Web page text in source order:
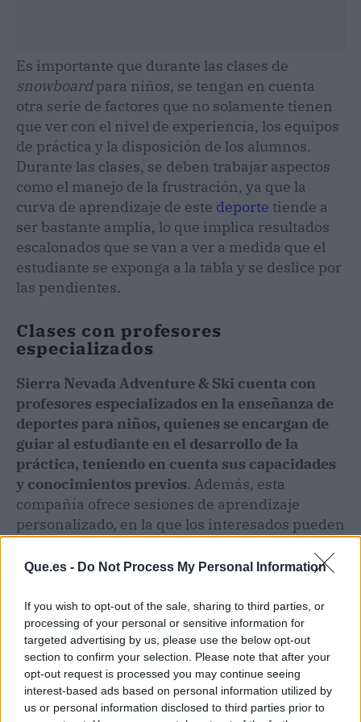
Que.es - Do Not Process My Personal Information
If you wish to opt-out of the sale, sharing to third parties, or
processing of your personal or sensitive information for
targeted advertising by us, please use the below opt-out
section to confirm your selection. Please note that after your
opt-out request is processed you may continue seeing
interest-based ads based on personal information utilized by
us or personal information disclosed to third parties prior to
Es importante que durante las clases de
snowboardpara niños, se tengan en cuenta
otra serie de factores que no solamente tienen
que ver con el nivel de experiencia, los equipos
de práctica y la disposición de los alumnos.
Durante las clases, se deben trabajar aspectos
como el manejo de la frustración, ya que la
curva de aprendizaje de este deporte tiende a
ser bastante amplia, lo que implica resultados
escalonados que se van a ver a medida que el
estudiante se exponga a la tabla y se deslice por
las pendientes.
Clases con profesores
especializados
Sierra Nevada Adventure & Ski cuenta con
profesores especializados en la enseñanza de
deportes para niños, quienes se encargan de
guiar al estudiante en el desarrollo de la
práctica, teniendo en cuenta sus capacidades
y conocimientos previos. Además, esta
compañía ofrece sesiones de aprendizaje
personalizado, en la que los interesados pueden
de tal manera que puedan enfocarse de manera
los niños. Con este servicio, Sierra Nevada
Adventure & Ski espera que las personas
aprovechen la llegada del invierno e inscriban a
sus hijos en clases desnowboardpara niños,
lideradas por profesionales en el área. Además,
pueden disfrutar de grandes descuentos en la